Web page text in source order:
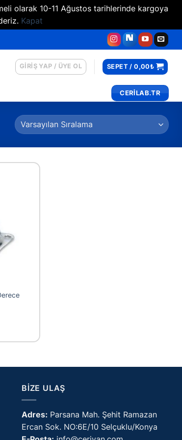
olarak 10-11 Ağustos tarihlerinde kargoya
Kapat
GIRIŞ YAP / ÜYE OL SEPET /0,00₺
CERİLAB.TR
BIZE ULAŞ
Adres: Parsana Mah. Şehit Ramazan
Ercan Sok. NO:6E/10 Selçuklu/Konya